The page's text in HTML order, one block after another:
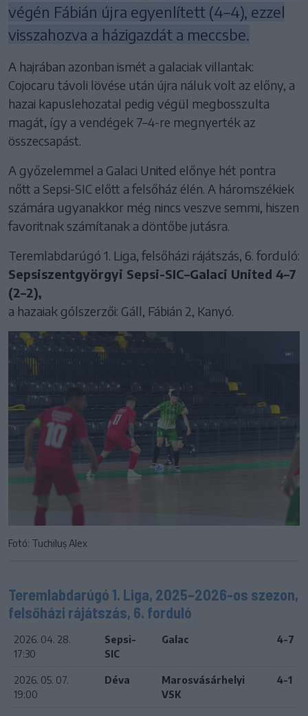
végén Fábián újra egyenlített (4–4), ezzel
visszahozva a házigazdát a meccsbe.
A hajrában azonban ismét a galaciak villantak:
Cojocaru távoli lövése után újra náluk volt az előny, a
hazai kapuslehozatal pedig végül megbosszulta
magát, így a vendégek 7–4-re megnyerték az
összecsapást.
A győzelemmel a Galaci United előnye hét pontra
nőtt a Sepsi-SIC előtt a felsőház élén. A háromszékiek
számára ugyanakkor még nincs veszve semmi, hiszen
favoritnak számítanak a döntőbe jutásra.
Teremlabdarúgó 1. Liga, felsőházi rájátszás, 6. forduló:
Sepsiszentgyörgyi Sepsi-SIC–Galaci United 4–7
(2–2),
a hazaiak gólszerzői: Gáll, Fábián 2, Kanyó.
Fotó: Tuchiluș Alex
Teremlabdarúgó 1. Liga, 2025–2026-os szezon,
felsőházi rájátszás, 6. forduló
2026. 04. 28.
17:30
Sepsi-
SIC
Galac 4-7
2026. 05. 07.
19:00
Déva
Marosvásárhelyi
VSK
4-1